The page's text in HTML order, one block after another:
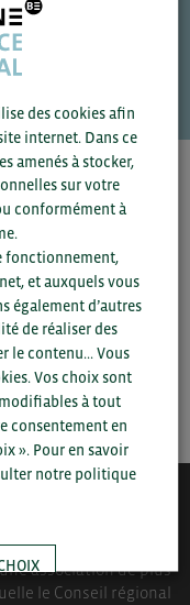
?
votre
vous.
association de plus
le Conseil régional
des cookies afin
internet. Dans ce
amenés à stocker,
sur votre
conformément à
fonctionnement,
et auxquels vous
également d’autres
de réaliser des
le contenu... Vous
Vos choix sont
à tout
consentement en
». Pour en savoir
notre politique